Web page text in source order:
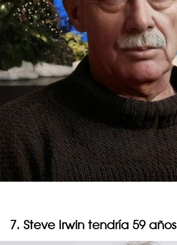
7. Steve Irwin tendría 59 años